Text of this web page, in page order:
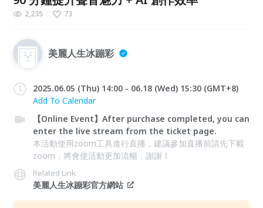
2,235 73
美麗人生冰蹦彩
2025.06.05 (Thu) 14:00 - 06.18 (Wed) 15:30 (GMT+8)
Add To Calendar
【Online Event】After purchase completed, you can
enter the live stream from the ticket page.
本活動使用zoom工具進行直播，建議參加直播前請先下載
zoom，將會使活動更加流暢，謝謝！
Related Link
美麗人生冰蹦彩官方網站